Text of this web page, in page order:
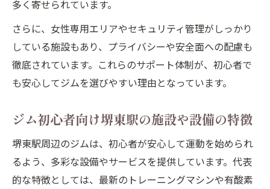
多く寄せられています。
さらに、女性専用エリアやセキュリティ管理がしっかり
している施設もあり、プライバシーや安全面への配慮も
徹底されています。これらのサポート体制が、初心者で
も安心してジムを選びやすい理由となっています。
ジム初心者向け堺東駅の施設や設備の特徴
堺東駅周辺のジムは、初心者が安心して運動を始められ
るよう、多彩な設備やサービスを提供しています。代表
的な特徴としては、最新のトレーニングマシンや有酸素